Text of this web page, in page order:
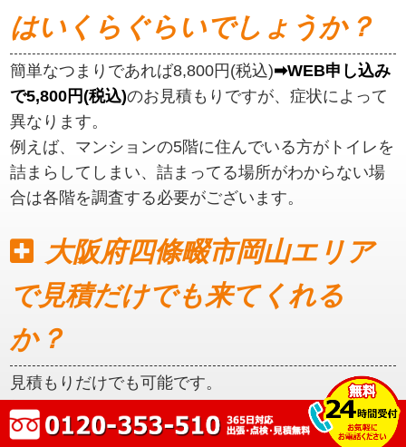
はいくらぐらいでしょうか？
簡単なつまりであれば8,800円(税込)➡WEB申し込み
で5,800円(税込)のお見積もりですが、症状によって
異なります。
例えば、マンションの5階に住んでいる方がトイレを
詰まらしてしまい、詰まってる場所がわからない場
合は各階を調査する必要がございます。
大阪府四條畷市岡山エリア
で見積だけでも来てくれる
か？
見積もりだけでも可能です。
初めに見積もりをご提示いたしますので、ご納得い
ただいてからの作業となります。